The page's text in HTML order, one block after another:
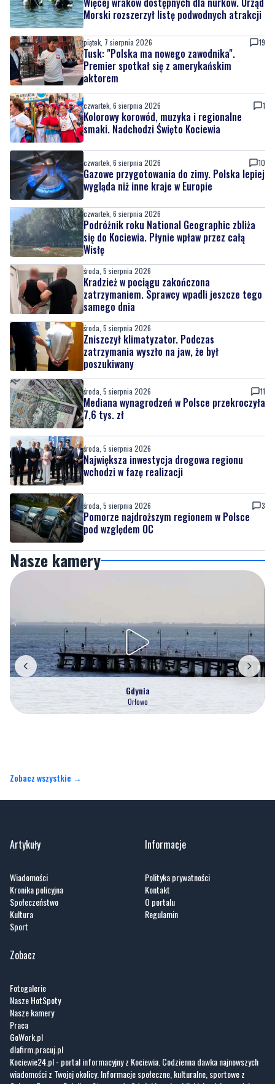
Morski rozszerzył listę podwodnych atrakcji
piątek, 7 sierpnia 2026 19
Tusk: "Polska ma nowego zawodnika".
Premier spotkał się z amerykańskim
aktorem
czwartek, 6 sierpnia 2026 1
Kolorowy korowód, muzyka i regionalne
smaki. Nadchodzi Święto Kociewia
czwartek, 6 sierpnia 2026 10
Gazowe przygotowania do zimy. Polska lepiej
wygląda niż inne kraje w Europie
czwartek, 6 sierpnia 2026
Podróżnik roku National Geographic zbliża
się do Kociewia. Płynie wpław przez całą
Wisłę
środa, 5 sierpnia 2026
Kradzież w pociągu zakończona
zatrzymaniem. Sprawcy wpadli jeszcze tego
samego dnia
środa, 5 sierpnia 2026
Zniszczył klimatyzator. Podczas
zatrzymania wyszło na jaw, że był
poszukiwany
środa, 5 sierpnia 2026 11
Mediana wynagrodzeń w Polsce przekroczyła
7,6 tys. zł
środa, 5 sierpnia 2026
Największa inwestycja drogowa regionu
wchodzi w fazę realizacji
środa, 5 sierpnia 2026 3
Pomorze najdroższym regionem w Polsce
pod względem OC
Nasze kamery
Gdynia
Orłowo
Zobacz wszystkie →
Artykuły
Wiadomości
Kronika policyjna
Społeczeństwo
Kultura
Sport
Informacje
Polityka prywatności
Kontakt
O portalu
Regulamin
Zobacz
Fotogalerie
Nasze HotSpoty
Nasze kamery
Praca
GoWork.pl
dlafirm.pracuj.pl
Kociewie24.pl - portal informacyjny z Kociewia. Codzienna dawka najnowszych
wiadomości z Twojej okolicy. Informacje społeczne, kulturalne, sportowe z